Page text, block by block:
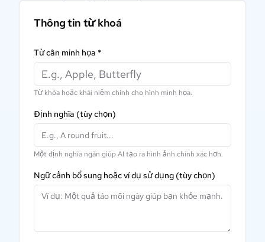
Thông tin từ khoá
Từ cần minh họa *
Từ khóa hoặc khái niệm chính cho hình minh họa.
Định nghĩa (tùy chọn)
Một định nghĩa ngắn giúp AI tạo ra hình ảnh chính xác hơn.
Ngữ cảnh bổ sung hoặc ví dụ sử dụng (tùy chọn)